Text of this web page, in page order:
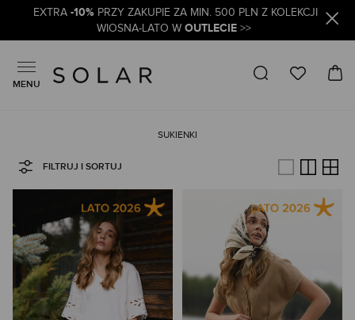
EXTRA -10% PRZY ZAKUPIE ZA MIN. 500 PLN Z KOLEKCJI
WIOSNA-LATO W OUTLECIE>>
MENU
SUKIENKI
FILTRUJ I SORTUJ